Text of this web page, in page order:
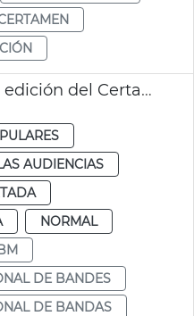
Inicios de una nueva edición del Certamen Internacional de Bandas de Música de València
AUDIENCIAS
NORMAL
DE BANDES
DE BANDAS